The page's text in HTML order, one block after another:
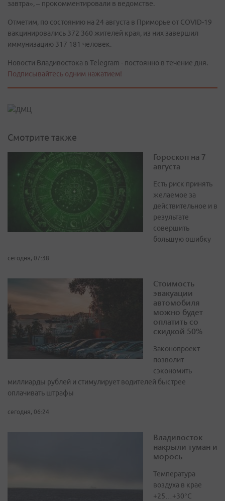
завтра», – прокомментировали в ведомстве.
Отметим, по состоянию на 24 августа в Приморье от COVID-19
вакцинировались 372 360 жителей края, из них завершил
иммунизацию 317 181 человек.
Новости Владивостока в Telegram - постоянно в течение дня.
Подписывайтесь одним нажатием!
Смотрите также
Гороскоп на 7
августа
Есть риск принять
желаемое за
действительное и в
результате
совершить
большую ошибку
сегодня, 07:38
Стоимость
эвакуации
автомобиля
можно будет
оплатить со
скидкой 50%
Законопроект
позволит
сэкономить
миллиарды рублей и стимулирует водителей быстрее
оплачивать штрафы
сегодня, 06:24
Владивосток
накрыли туман и
морось
Температура
воздуха в крае
+25…+30°C